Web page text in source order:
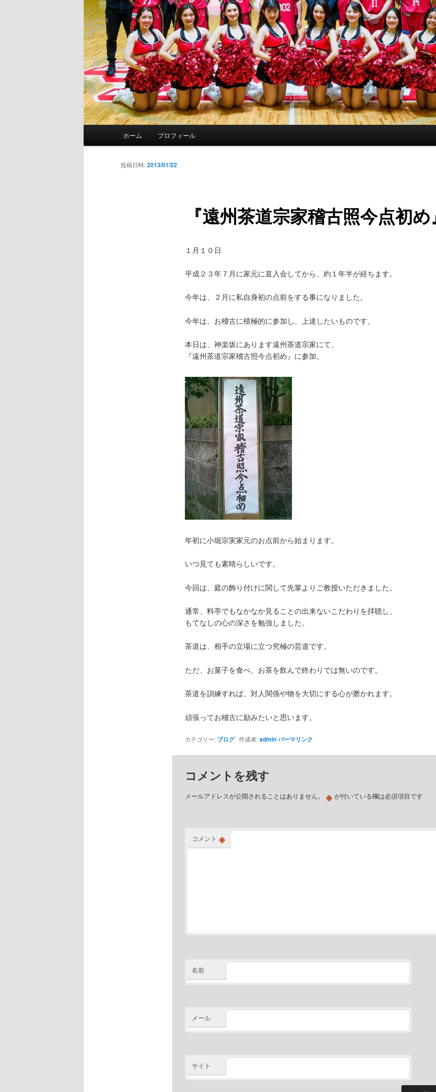
ホーム プロフィール
『遠州茶道宗家稽古照今点初め
投稿日時:2013/01/22
１月１０日
平成２３年７月に家元に直入会してから、約１年半が経ちます。
今年は、２月に私自身初の点前をする事になりました。
今年は、お稽古に積極的に参加し、上達したいものです。
本日は、神楽坂にあります遠州茶道宗家にて、
『遠州茶道宗家稽古照今点初め』に参加。
年初に小堀宗実家元のお点前から始まります。
いつ見ても素晴らしいです。
今回は、庭の飾り付けに関して先輩よりご教授いただきました。
通常、料亭でもなかなか見ることの出来ないこだわりを拝聴し、
もてなしの心の深さを勉強しました。
茶道は、相手の立場に立つ究極の芸道です。
ただ、お菓子を食べ、お茶を飲んで終わりでは無いのです。
茶道を訓練すれば、対人関係や物を大切にする心が磨かれます。
頑張ってお稽古に励みたいと思います。
カテゴリー: ブログ作成者:adminパーマリンク
コメントを残す
メールアドレスが公開されることはありません。 ※が付いている欄は必須項目です
コメント ※
名前
メール
サイト